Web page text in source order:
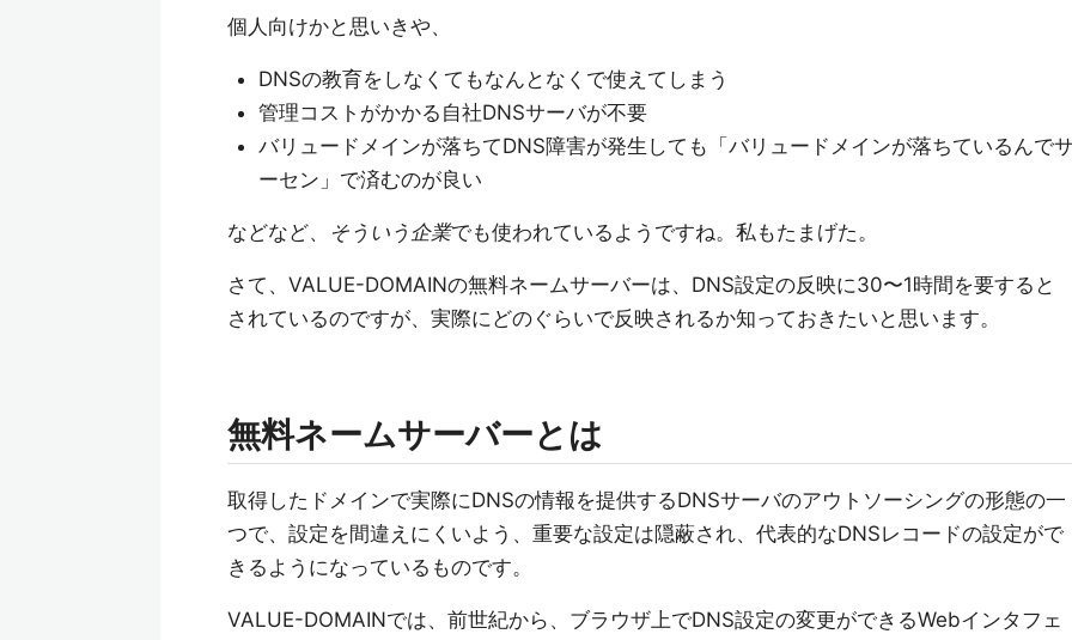
個人向けかと思いきや、
DNSの教育をしなくてもなんとなくで使えてしまう
管理コストがかかる自社DNSサーバが不要
バリュードメインが落ちてDNS障害が発生しても「バリュードメインが落ちているんで
ーセン」で済むのが良い
などなど、 そういう企業でも使われているようですね。私もたまげた。
さて、VALUE-DOMAINの無料ネームサーバーは、DNS設定の反映に30〜1時間を要すると
されているのですが、実際にどのぐらいで反映されるか知っておきたいと思います。
無料ネームサーバーとは
取得したドメインで実際にDNSの情報を提供するDNSサーバのアウトソーシングの形態の一
つで、設定を間違えにくいよう、重要な設定は隠蔽され、代表的なDNSレコードの設定がで
きるようになっているものです。
VALUE-DOMAINでは、前世紀から、ブラウザ上でDNS設定の変更ができるWebインタフェ